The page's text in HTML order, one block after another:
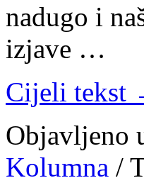
nadugo i
izjave …
Cijeli tekst
Objavljeno
Kolumna /